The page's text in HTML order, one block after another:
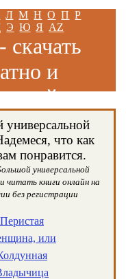
Л М Н О П Р
Э Ю Я AZ
и
что как
понравится.
универсальной
читать книги онлайн на
без регистрации
Перистая
или